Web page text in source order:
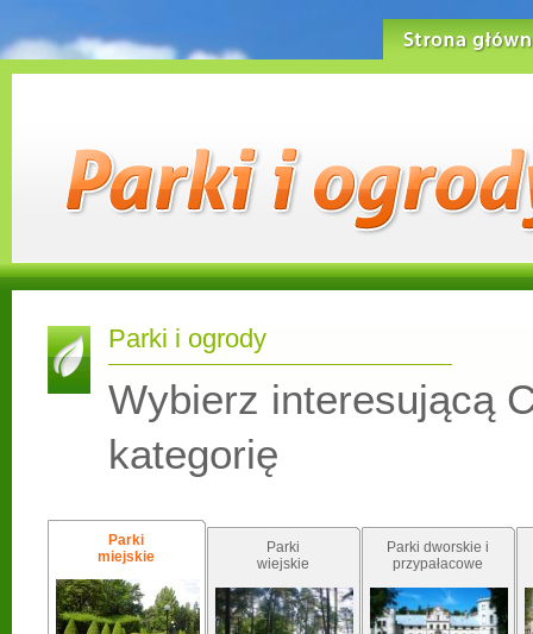
Parki i ogrody
Wybierz interesującą
kategorię
Parki
miejskie
Parki
wiejskie
Parki dworskie i
przypałacowe
Strona główna